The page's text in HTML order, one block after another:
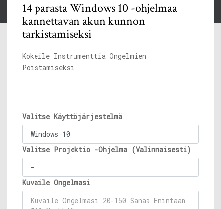
14 parasta Windows 10 -ohjelmaa
kannettavan akun kunnon
tarkistamiseksi
Kokeile Instrumenttia Ongelmien
Poistamiseksi
Valitse Käyttöjärjestelmä
Valitse Projektio -Ohjelma (Valinnaisesti)
Kuvaile Ongelmasi